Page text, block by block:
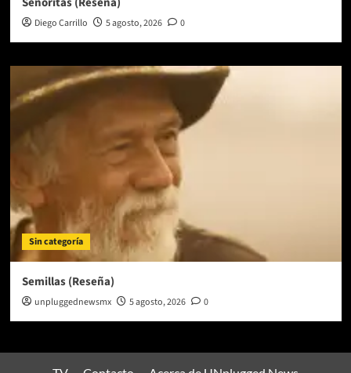
Diego Carrillo 5 agosto, 2026 0
Sin categoría
Semillas (Reseña)
unpluggednewsmx 5 agosto, 2026 0